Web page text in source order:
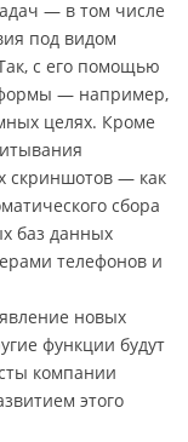
— в том числе
под видом
с его помощью
— например,
целях. Кроме
скриншотов — как
сбора
баз данных
телефонов и
новых
функции будут
компании
этого